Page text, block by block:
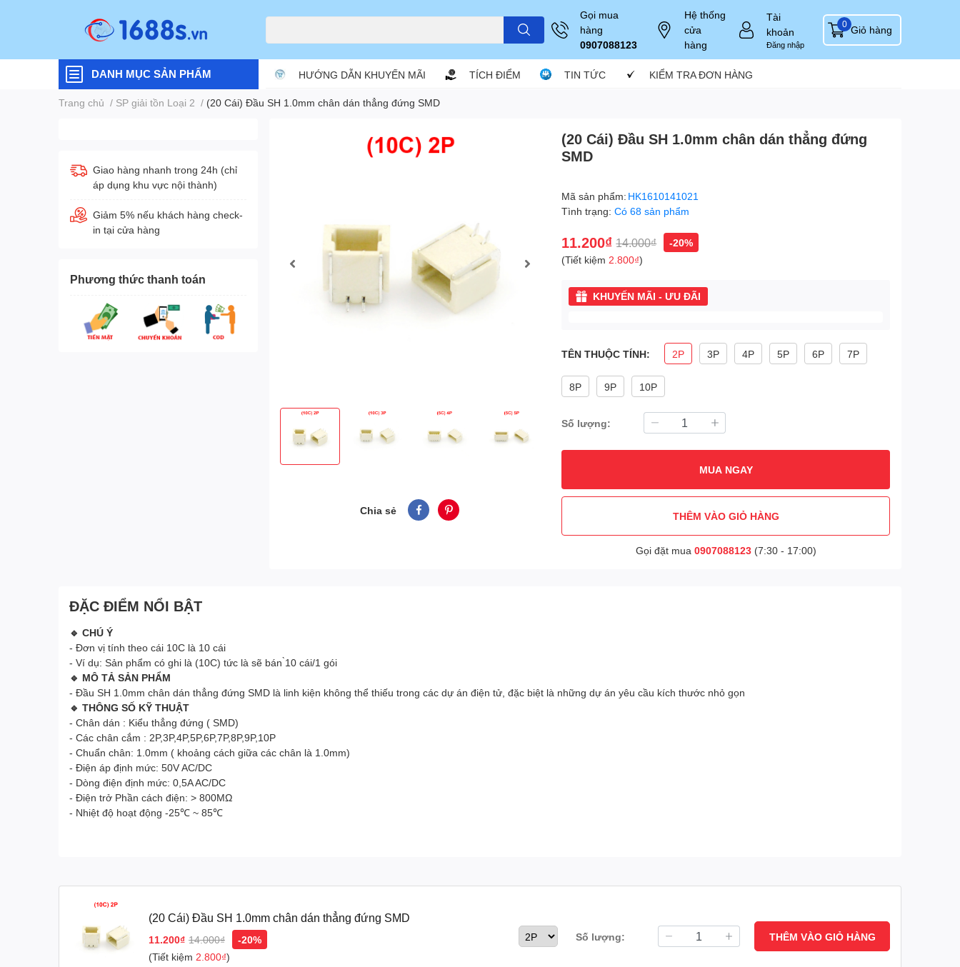
Gọi mua
hàng
0907088123
Hệ thống
cửa
hàng
Tài
khoản
Đăng nhập
Giỏ hàng
0
DANH MỤC SẢN PHẨM HƯỚNG DẪN KHUYẾN MÃI TÍCH ĐIỂM TIN TỨC KIỂM TRA ĐƠN HÀNG
Trang chủ / SP giải tồn Loại 2 / (20 Cái) Đầu SH 1.0mm chân dán thẳng đứng SMD
Giao hàng nhanh trong 24h (chỉ
áp dụng khu vực nội thành)
Giảm 5% nếu khách hàng check-
in tại cửa hàng
Phương thức thanh toán
Chia sẻ
(20 Cái) Đầu SH 1.0mm chân dán thẳng đứng
SMD
Mã sản phẩm: HK1610141021
Tình trạng: Có 68 sản phẩm
11.200₫ 14.000₫
-20%
(Tiết kiệm 2.800₫)
KHUYẾN MÃI - ƯU ĐÃI
TÊN THUỘC TÍNH: 2P 3P 4P 5P 6P 7P
8P 9P 10P
Số lượng:
MUA NGAY
THÊM VÀO GIỎ HÀNG
Gọi đặt mua 0907088123(7:30 - 17:00)
ĐẶC ĐIỂM NỔI BẬT
🔹 CHÚ Ý
- Đơn vị tính theo cái 10C là 10 cái
- Ví dụ: Sản phẩm có ghi là (10C) tức là sẽ bán ̀10 cái/1 gói
🔹 MÔ TẢ SẢN PHẨM
- Đầu SH 1.0mm chân dán thẳng đứng SMD là linh kiện không thể thiếu trong các dự án điện tử, đặc biệt là những dự án yêu cầu kích thước nhỏ gọn
🔹 THÔNG SỐ KỸ THUẬT
- Chân dán : Kiểu thẳng đứng ( SMD)
- Các chân cắm : 2P,3P,4P,5P,6P,7P,8P,9P,10P
- Chuẩn chân: 1.0mm ( khoảng cách giữa các chân là 1.0mm)
- Điện áp định mức: 50V AC/DC
- Dòng điện định mức: 0,5A AC/DC
- Điện trở Phần cách điện: > 800MΩ
- Nhiệt độ hoạt động -25℃ ~ 85℃
(20 Cái) Đầu SH 1.0mm chân dán thẳng đứng SMD
11.200₫ 14.000₫
-20%
(Tiết kiệm 2.800₫)
Số lượng: THÊM VÀO GIỎ HÀNG